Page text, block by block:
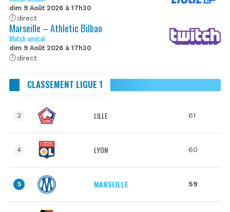
dim 9 Août 2026 à 17h30
direct
Marseille – Athletic Bilbao
Match amical
dim 9 Août 2026 à 17h30
direct
CLASSEMENT LIGUE 1
3 LILLE 61
4 LYON 60
5 MARSEILLE 59